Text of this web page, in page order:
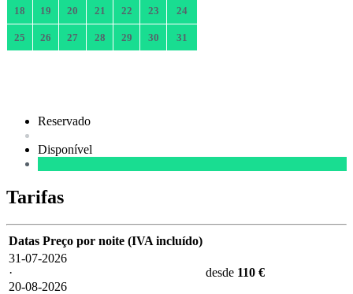
18 19 20 21 22 23 24
25 26 27 28 29 30 31
Reservado
Disponível
Tarifas
Datas Preço por noite (IVA incluído)
31-07-2026
·
20-08-2026
desde 110 €